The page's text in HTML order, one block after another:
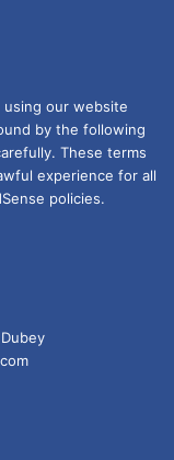
using our website
by the following
These terms
experience for all
policies.